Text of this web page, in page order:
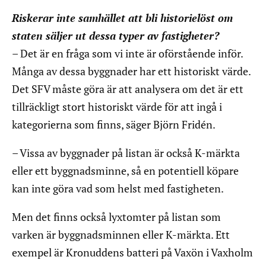
Riskerar inte samhället att bli historielöst om
staten säljer ut dessa typer av fastigheter?
– Det är en fråga som vi inte är oförstående inför.
Många av dessa byggnader har ett historiskt värde.
Det SFV måste göra är att analysera om det är ett
tillräckligt stort historiskt värde för att ingå i
kategorierna som finns, säger Björn Fridén.
– Vissa av byggnader på listan är också K-märkta
eller ett byggnadsminne, så en potentiell köpare
kan inte göra vad som helst med fastigheten.
Men det finns också lyxtomter på listan som
varken är byggnadsminnen eller K-märkta. Ett
exempel är Kronuddens batteri på Vaxön i Vaxholm